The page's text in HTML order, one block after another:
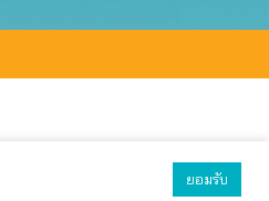
ยอมรับ